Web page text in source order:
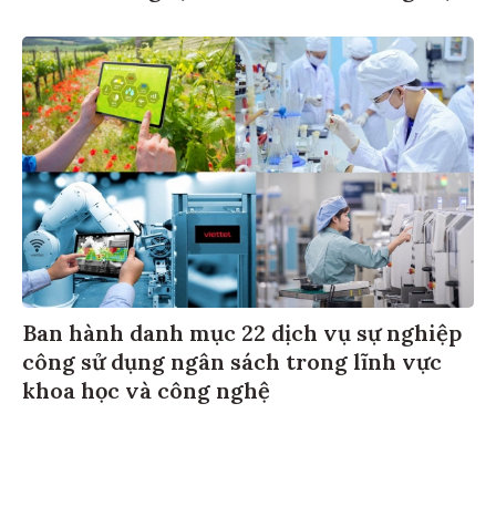
Ban hành danh mục 22 dịch vụ sự nghiệp
công sử dụng ngân sách trong lĩnh vực
khoa học và công nghệ